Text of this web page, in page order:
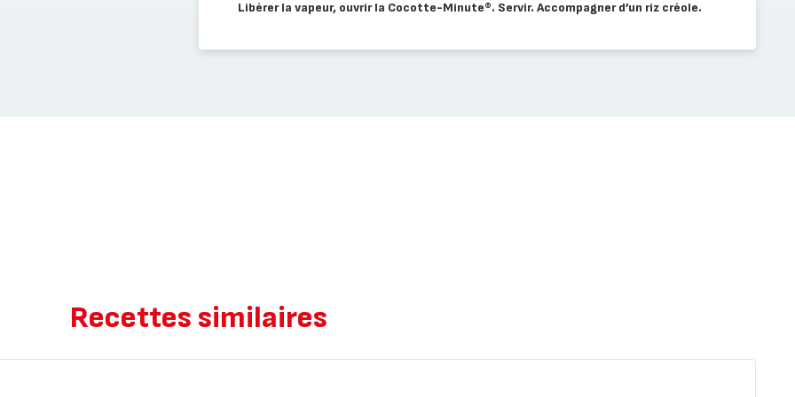
Libérer la vapeur, ouvrir la Cocotte-Minute®. Servir. Accompagner d’un riz créole.
Recettes similaires